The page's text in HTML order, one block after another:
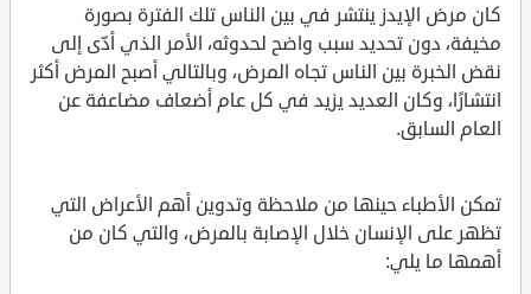
كان مرض الإيدز ينتشر في بين الناس تلك الفترة بصورة
مخيفة، دون تحديد سبب واضح لحدوثه، الأمر الذي أدّى إلى
نقض الخبرة بين الناس تجاه المرض، وبالتالي أصبح المرض أكثر
انتشارًا، وكان العديد يزيد في كل عام أضعاف مضاعفة عن
العام السابق.
تمكن الأطباء حينها من ملاحظة وتدوين أهم الأعراض التي
تظهر على الإنسان خلال الإصابة بالمرض، والتي كان من
أهمها ما يلي: